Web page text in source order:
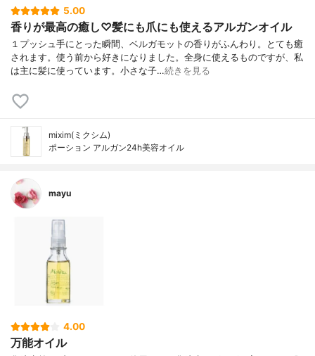
5.00
香りが最高の癒し♡髪にも爪にも使えるアルガンオイル
１プッシュ手にとった瞬間、ベルガモットの香りがふんわり。とても癒
されます。使う前から好きになりました。全身に使えるものですが、私
は主に髪に使っています。小さな子…続きを見る
mixim(ミクシム)
ポーション アルガン24h美容オイル
mayu
4.00
万能オイル